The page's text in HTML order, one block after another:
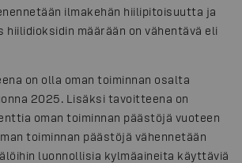
ilmakehän hiilipitoisuutta ja
hiilidioksidin määrään on vähentävä eli
on olla oman toiminnan osalta
2025. Lisäksi tavoitteena on
oman toiminnan päästöjä vuoteen
toiminnan päästöjä vähennetään
luonnollisia kylmäaineita käyttäviä